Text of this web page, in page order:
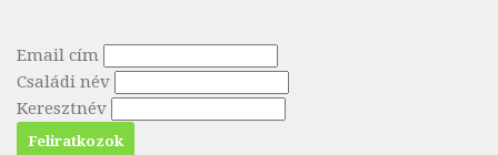
Email cím
Családi név
Keresztnév